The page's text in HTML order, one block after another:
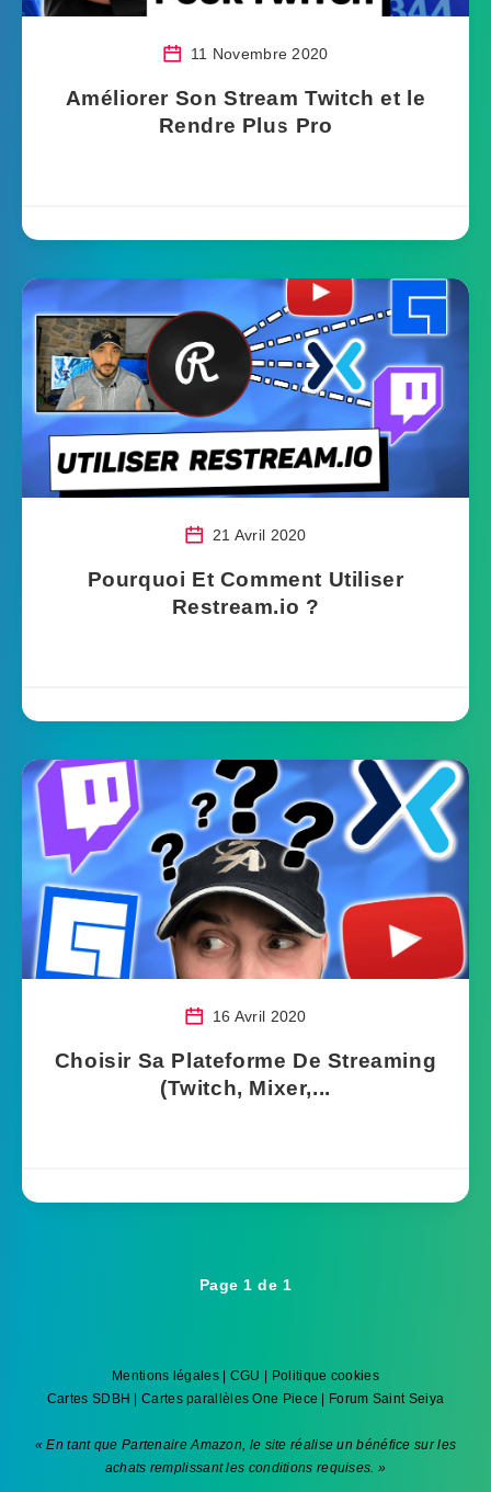
11 Novembre 2020
Améliorer Son Stream Twitch et le
Rendre Plus Pro
21 Avril 2020
Pourquoi Et Comment Utiliser
Restream.io ?
16 Avril 2020
Choisir Sa Plateforme De Streaming
(Twitch, Mixer,...
Page 1 de 1
Mentions légales| CGU
Politique cookies
Cartes SDBH
|Cartes parallèles One Piece Forum Saint Seiya
« En tant que Partenaire Amazon, le site réalise un bénéfice sur les
achats remplissant les conditions requises. »